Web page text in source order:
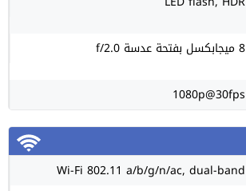
8 ميجابكسل بفتحة عدسة f/2.0
1080p@30fps
Wi-Fi 802.11 a/b/g/n/ac, dual-band